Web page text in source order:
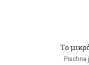
Το
Pischna